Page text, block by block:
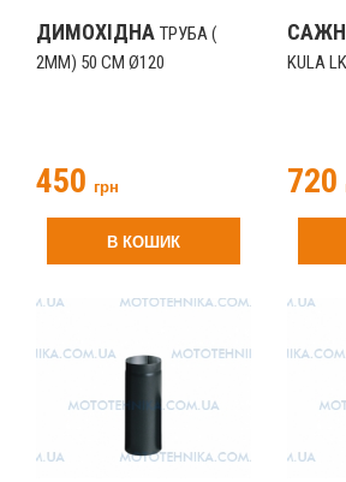
ДИМОХІДНА ТРУБА (
2ММ) 50 СМ Ø120
450 грн
В КОШИК
KULA
720